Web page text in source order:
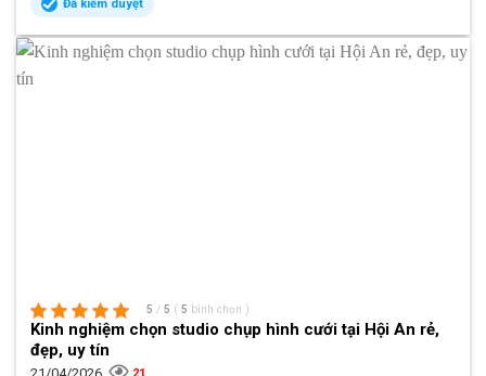
Đã kiểm duyệt
5 / 5 ( 5 bình chọn )
Kinh nghiệm chọn studio chụp hình cưới tại Hội An rẻ,
đẹp, uy tín
21